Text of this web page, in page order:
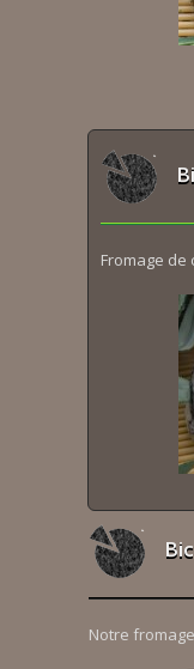
Fromage
Notre